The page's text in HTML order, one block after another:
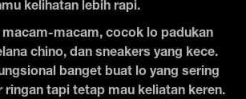
kelihatan lebih rapi.
macam, cocok lo padukan
chino, dan sneakers yang kece.
banget buat lo yang sering
tapi tetap mau keliatan keren.